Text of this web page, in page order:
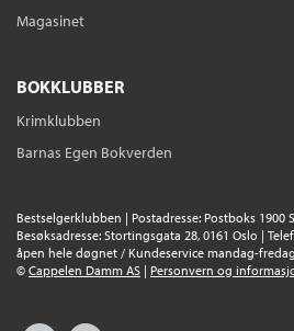
Magasinet
BOKKLUBBER
Krimklubben
Barnas Egen Bokverden
Bestselgerklubben | Postadresse: Postboks 1900
Besøksadresse: Stortingsgata 28, 0161 Oslo |
åpen hele døgnet / Kundeservice mandag-
© Cappelen Damm AS | Personvern og